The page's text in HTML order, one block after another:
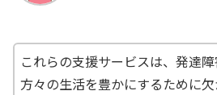
これらの支援サービスは、発達
方々の生活を豊かにするために